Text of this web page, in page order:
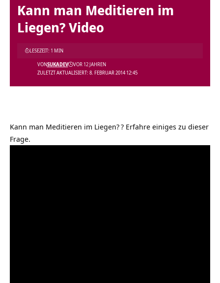
Kann man Meditieren im
Liegen? Video
ZULETZT AKTUALISIERT: 8. FEBRUAR 2014 12:45
VONSUKADEV VOR 12 JAHREN
LESEZEIT: 1 MIN
Kann man Meditieren im Liegen?? Erfahre einiges zu dieser
Frage.